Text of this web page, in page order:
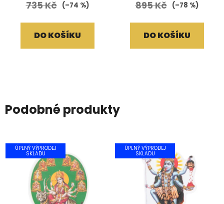
735 Kč (–74 %)
DO KOŠÍKU
895 Kč (–78 %)
DO KOŠÍKU
Podobné produkty
ÚPLNÝ VÝPRODEJ
SKLADU
ÚPLNÝ VÝPRODEJ
SKLADU